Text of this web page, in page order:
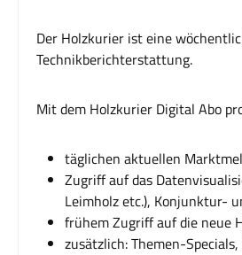
Der Holzkurier ist eine
Technikberichterstattung.
Mit dem Holzkurier Digital Abo
täglichen aktuellen
Zugriff auf das
Leimholz etc.), Konjunktur-
frühem Zugriff auf die neue
zusätzlich: Themen-